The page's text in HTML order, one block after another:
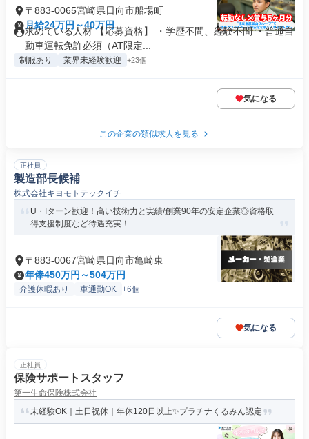
〒883-0065宮崎県日向市船場町
月給24万円～40万円
求めている人材 【応募資格】 ・学歴不問、経験不問 ・普通自
動車運転免許必須（AT限定...
制服あり 業界未経験歓迎 +23個
気になる
この企業の類似求人を見る
正社員
製造部長候補
株式会社キヨモトテックイチ
U・Iターン歓迎！高い技術力と実績/創業90年の安定企業◎資格取
得支援制度など待遇充実！
〒883-0067宮崎県日向市亀崎東
年俸450万円～504万円
介護休暇あり 車通勤OK +6個
気になる
正社員
保険サポートスタッフ
第一生命保険株式会社
未経験OK｜土日祝休｜年休120日以上✨プラチナくるみん認定